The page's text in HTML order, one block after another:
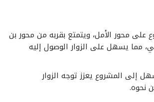
على محور الأمل، ويتمتع بقربه من محور بن
مما يسهل على الزوار الوصول إليه
إلى المشروع يعزز توجه الزوار
نحوه.